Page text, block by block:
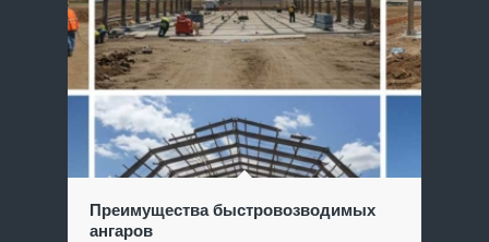
Преимущества быстровозводимых
ангаров